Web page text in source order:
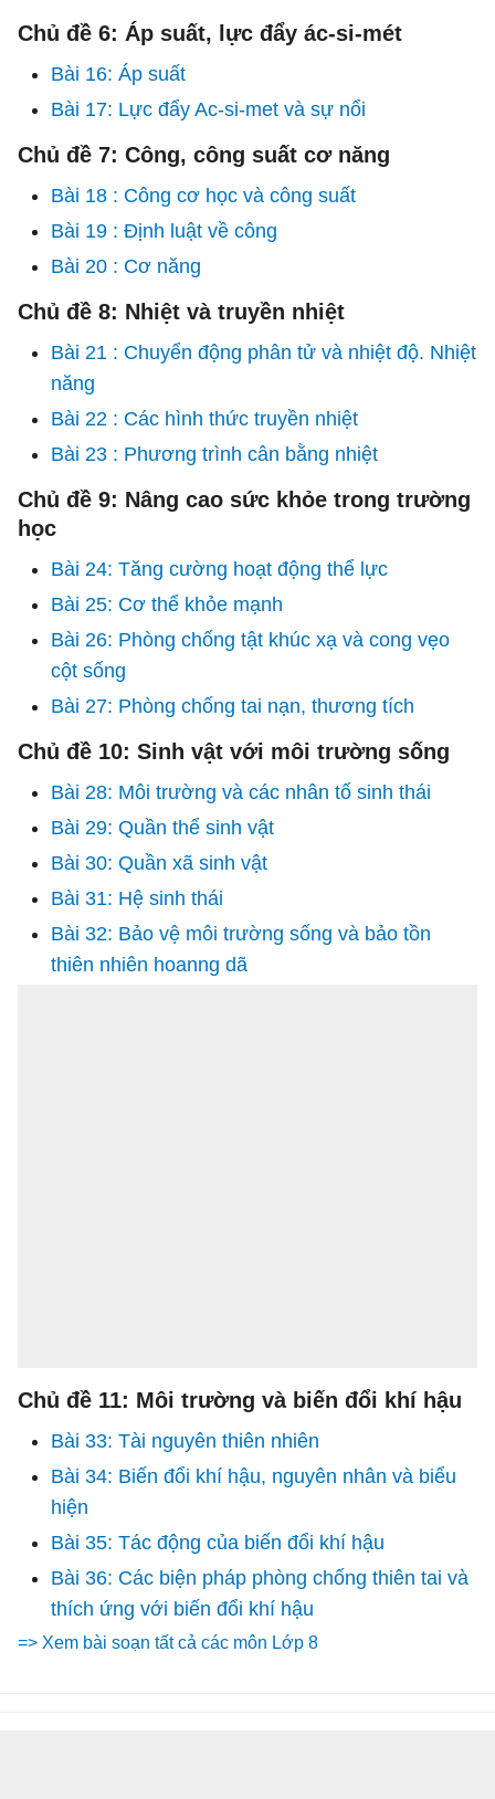
Chủ đề 6: Áp suất, lực đẩy ác-si-mét
Bài 16: Áp suất
Bài 17: Lực đẩy Ac-si-met và sự nổi
Chủ đề 7: Công, công suất cơ năng
Bài 18 : Công cơ học và công suất
Bài 19 : Định luật về công
Bài 20 : Cơ năng
Chủ đề 8: Nhiệt và truyền nhiệt
Bài 21 : Chuyển động phân tử và nhiệt độ. Nhiệt
năng
Bài 22 : Các hình thức truyền nhiệt
Bài 23 : Phương trình cân bằng nhiệt
Chủ đề 9: Nâng cao sức khỏe trong trường
học
Bài 24: Tăng cường hoạt động thể lực
Bài 25: Cơ thể khỏe mạnh
Bài 26: Phòng chống tật khúc xạ và cong vẹo
cột sống
Bài 27: Phòng chống tai nạn, thương tích
Chủ đề 10: Sinh vật với môi trường sống
Bài 28: Môi trường và các nhân tố sinh thái
Bài 29: Quần thể sinh vật
Bài 30: Quần xã sinh vật
Bài 31: Hệ sinh thái
Bài 32: Bảo vệ môi trường sống và bảo tồn
thiên nhiên hoanng dã
Chủ đề 11: Môi trường và biến đổi khí hậu
Bài 33: Tài nguyên thiên nhiên
Bài 34: Biến đổi khí hậu, nguyên nhân và biểu
hiện
Bài 35: Tác động của biến đổi khí hậu
Bài 36: Các biện pháp phòng chống thiên tai và
thích ứng với biến đổi khí hậu
=> Xem bài soạn tất cả các môn Lớp 8